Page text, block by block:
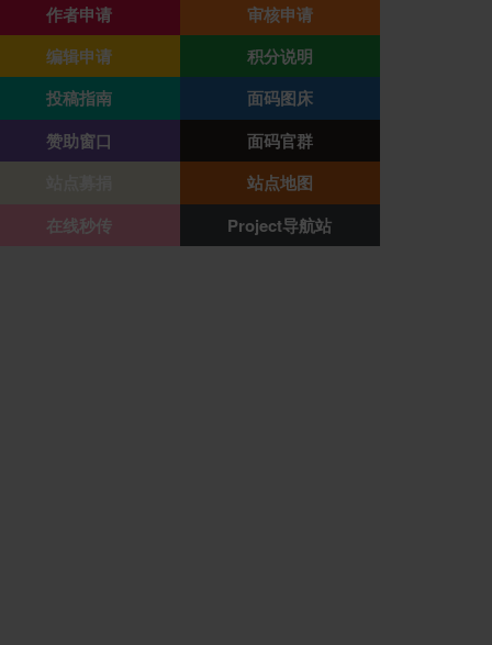
作者申请
审核申请
编辑申请
积分说明
投稿指南
面码图床
赞助窗口
面码官群
站点地图
在线秒传
Project导航站